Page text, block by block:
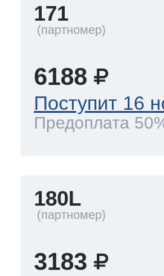
171
6188
Поступит 16
Предоплата
180L
3183